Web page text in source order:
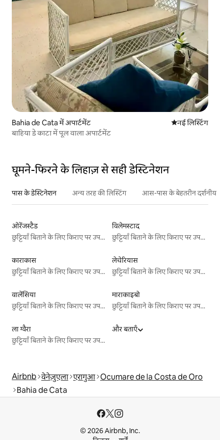
Bahia de Cata में अपार्टमेंट ठहरने की नई
नई लिस्टिंग
बाहिया डे काटा में पूल वाला अपार्टमेंट
घूमने-फिरने के लिहाज़ से सही डेस्टिनेशन
पास के डेस्टिनेशन अन्य तरह की लिस्टिंग आस-पास के बेहतरीन दर्शनीय
ओरेंजस्टैड
छुट्टियाँ बिताने के लिए किराए पर उपलब्ध जगहें
विलेमस्टाद
छुट्टियाँ बिताने के लिए किराए पर उपलब्ध जगहें
काराकास
छुट्टियाँ बिताने के लिए किराए पर उपलब्ध जगहें
लेचेरियास
छुट्टियाँ बिताने के लिए किराए पर उपलब्ध जगहें
वालेंसिया
छुट्टियाँ बिताने के लिए किराए पर उपलब्ध जगहें
माराकाइबो
छुट्टियाँ बिताने के लिए किराए पर उपलब्ध जगहें
ला ग्वैरा
छुट्टियाँ बिताने के लिए किराए पर उपलब्ध जगहें
और बताएँ
Airbnb वेनेज़ुएला एरागुआ Ocumare de la Costa de Oro
Bahia de Cata
© 2026 Airbnb, Inc.